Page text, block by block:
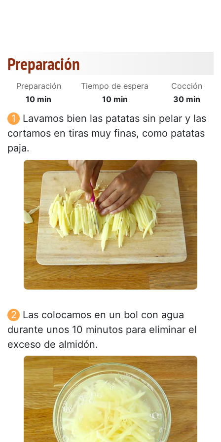
Preparación
Preparación
10 min
Tiempo de espera
10 min
Cocción
30 min
Lavamos bien las patatas sin pelar y las
cortamos en tiras muy finas, como patatas
paja.
Las colocamos en un bol con agua
durante unos 10 minutos para eliminar el
exceso de almidón.